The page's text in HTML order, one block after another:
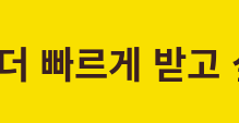
빠르게 받고